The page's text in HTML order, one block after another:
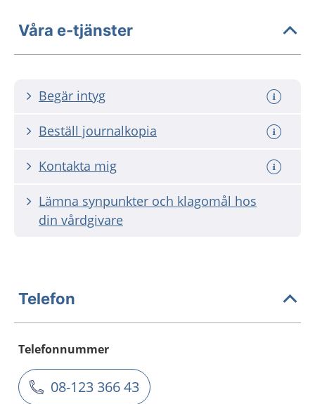
Våra e-tjänster
Begär intyg
Beställ journalkopia
Kontakta mig
Lämna synpunkter och klagomål hos
din vårdgivare
Telefon
Telefonnummer
08-123 366 43